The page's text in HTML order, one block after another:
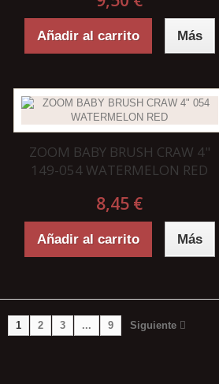
Añadir al carrito Más
ZOOM BABY BRUSH CRAW 4"
149-054 WATERMELON RED
8,45 €
Añadir al carrito Más
1 2 3 ... 9 Siguiente